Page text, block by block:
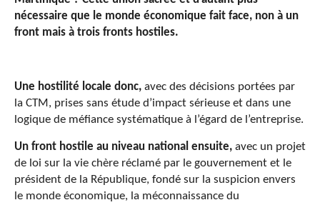
nécessaire que le monde économique fait face, non à un
front mais à trois fronts hostiles.
Une hostilité locale donc, avec des décisions portées par
la CTM, prises sans étude d’impact sérieuse et dans une
logique de méfiance systématique à l’égard de l’entreprise.
Un front hostile au niveau national ensuite, avec un projet
de loi sur la vie chère réclamé par le gouvernement et le
président de la République, fondé sur la suspicion envers
le monde économique, la méconnaissance du